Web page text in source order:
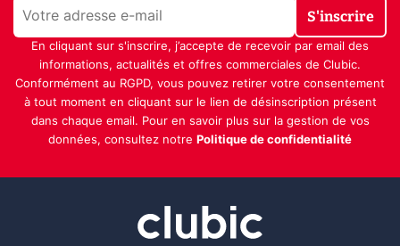
S'inscrire
En cliquant sur s'inscrire, j’accepte de recevoir par email des
informations, actualités et offres commerciales de Clubic.
Conformément au RGPD, vous pouvez retirer votre consentement
à tout moment en cliquant sur le lien de désinscription présent
dans chaque email. Pour en savoir plus sur la gestion de vos
données, consultez notre Politique de confidentialité